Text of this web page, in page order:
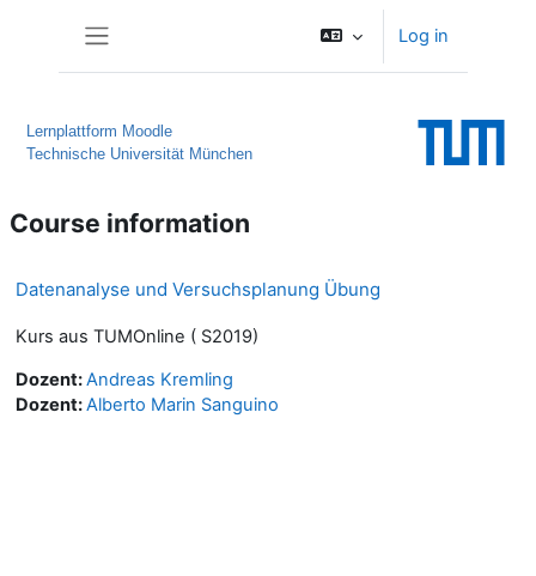
Log in
Lernplattform Moodle
Technische Universität München
Course information
Datenanalyse und Versuchsplanung Übung
Kurs aus TUMOnline ( S2019)
Dozent:Andreas Kremling
Dozent:Alberto Marin Sanguino